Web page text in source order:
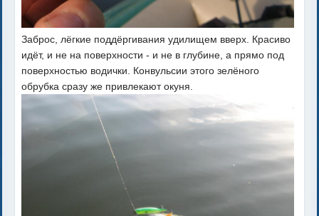
Заброс, лёгкие поддёргивания удилищем вверх. Красиво
идёт, и не на поверхности - и не в глубине, а прямо под
поверхностью водички. Конвульсии этого зелёного
обрубка сразу же привлекают окуня.